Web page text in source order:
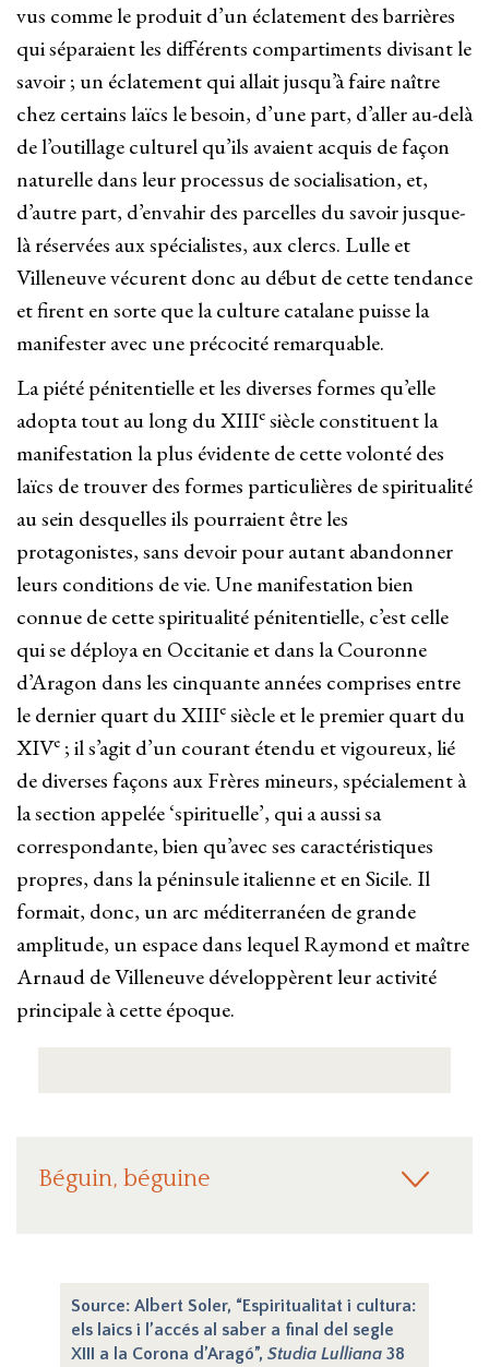
vus comme le produit d’un éclatement des barrières
qui séparaient les différents compartiments divisant le
savoir ; un éclatement qui allait jusqu’à faire naître
chez certains laïcs le besoin, d’une part, d’aller au-delà
de l’outillage culturel qu’ils avaient acquis de façon
naturelle dans leur processus de socialisation, et,
d’autre part, d’envahir des parcelles du savoir jusque-
là réservées aux spécialistes, aux clercs. Lulle et
Villeneuve vécurent donc au début de cette tendance
et firent en sorte que la culture catalane puisse la
manifester avec une précocité remarquable.
La piété pénitentielle et les diverses formes qu’elle
adopta tout au long du XIIIe siècle constituent la
manifestation la plus évidente de cette volonté des
laïcs de trouver des formes particulières de spiritualité
au sein desquelles ils pourraient être les
protagonistes, sans devoir pour autant abandonner
leurs conditions de vie. Une manifestation bien
connue de cette spiritualité pénitentielle, c’est celle
qui se déploya en Occitanie et dans la Couronne
d’Aragon dans les cinquante années comprises entre
le dernier quart du XIIIe siècle et le premier quart du
XIVe ; il s’agit d’un courant étendu et vigoureux, lié
de diverses façons aux Frères mineurs, spécialement à
la section appelée ‘spirituelle’, qui a aussi sa
correspondante, bien qu’avec ses caractéristiques
propres, dans la péninsule italienne et en Sicile. Il
formait, donc, un arc méditerranéen de grande
amplitude, un espace dans lequel Raymond et maître
Arnaud de Villeneuve développèrent leur activité
principale à cette époque.
Béguin, béguine
Source: Albert Soler, “Espiritualitat i cultura:
els laics i l’accés al saber a final del segle
XIII a la Corona d’Aragó”, Studia Lulliana 38